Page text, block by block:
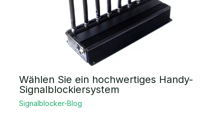
Wählen Sie ein hochwertiges Handy-
Signalblockiersystem
Signalblocker-Blog